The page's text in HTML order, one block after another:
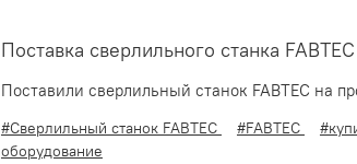
Поставка сверлильного станка
Поставили сверлильный станок FABTEC на
#Сверлильный станок FABTEC #FABTEC
оборудование